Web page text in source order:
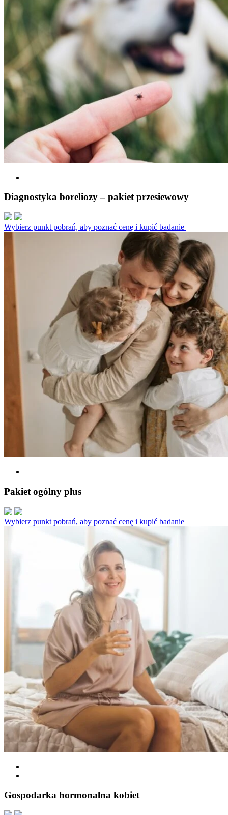
Diagnostyka boreliozy – pakiet przesiewowy
Wybierz punkt pobrań, aby poznać cenę i kupić badanie
Pakiet ogólny plus
Wybierz punkt pobrań, aby poznać cenę i kupić badanie
Gospodarka hormonalna kobiet